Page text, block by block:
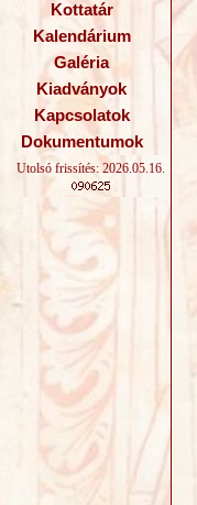
Kottatár
Kalendárium
Galéria
Kiadványok
Kapcsolatok
Dokumentumok
Utolsó frissítés: 2026.05.16.